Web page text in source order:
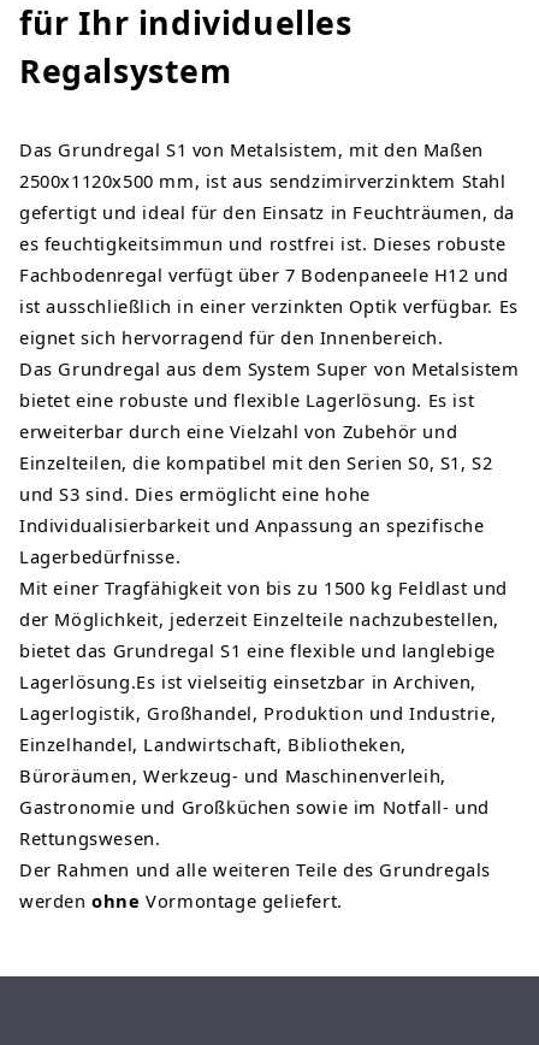
für Ihr individuelles
Regalsystem
Das Grundregal S1 von Metalsistem, mit den Maßen
2500x1120x500 mm, ist aus sendzimirverzinktem Stahl
gefertigt und ideal für den Einsatz in Feuchträumen, da
es feuchtigkeitsimmun und rostfrei ist. Dieses robuste
Fachbodenregal verfügt über 7 Bodenpaneele H12 und
ist ausschließlich in einer verzinkten Optik verfügbar. Es
eignet sich hervorragend für den Innenbereich.
Das Grundregal aus dem System Super von Metalsistem
bietet eine robuste und flexible Lagerlösung. Es ist
erweiterbar durch eine Vielzahl von Zubehör und
Einzelteilen, die kompatibel mit den Serien S0, S1, S2
und S3 sind. Dies ermöglicht eine hohe
Individualisierbarkeit und Anpassung an spezifische
Lagerbedürfnisse.
Mit einer Tragfähigkeit von bis zu 1500 kg Feldlast und
der Möglichkeit, jederzeit Einzelteile nachzubestellen,
bietet das Grundregal S1 eine flexible und langlebige
Lagerlösung.Es ist vielseitig einsetzbar in Archiven,
Lagerlogistik, Großhandel, Produktion und Industrie,
Einzelhandel, Landwirtschaft, Bibliotheken,
Büroräumen, Werkzeug- und Maschinenverleih,
Gastronomie und Großküchen sowie im Notfall- und
Rettungswesen.
Der Rahmen und alle weiteren Teile des Grundregals
werdenohne Vormontage geliefert.